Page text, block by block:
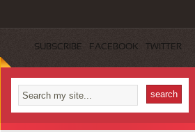
SUBSCRIBE FACEBOOK TWITTER